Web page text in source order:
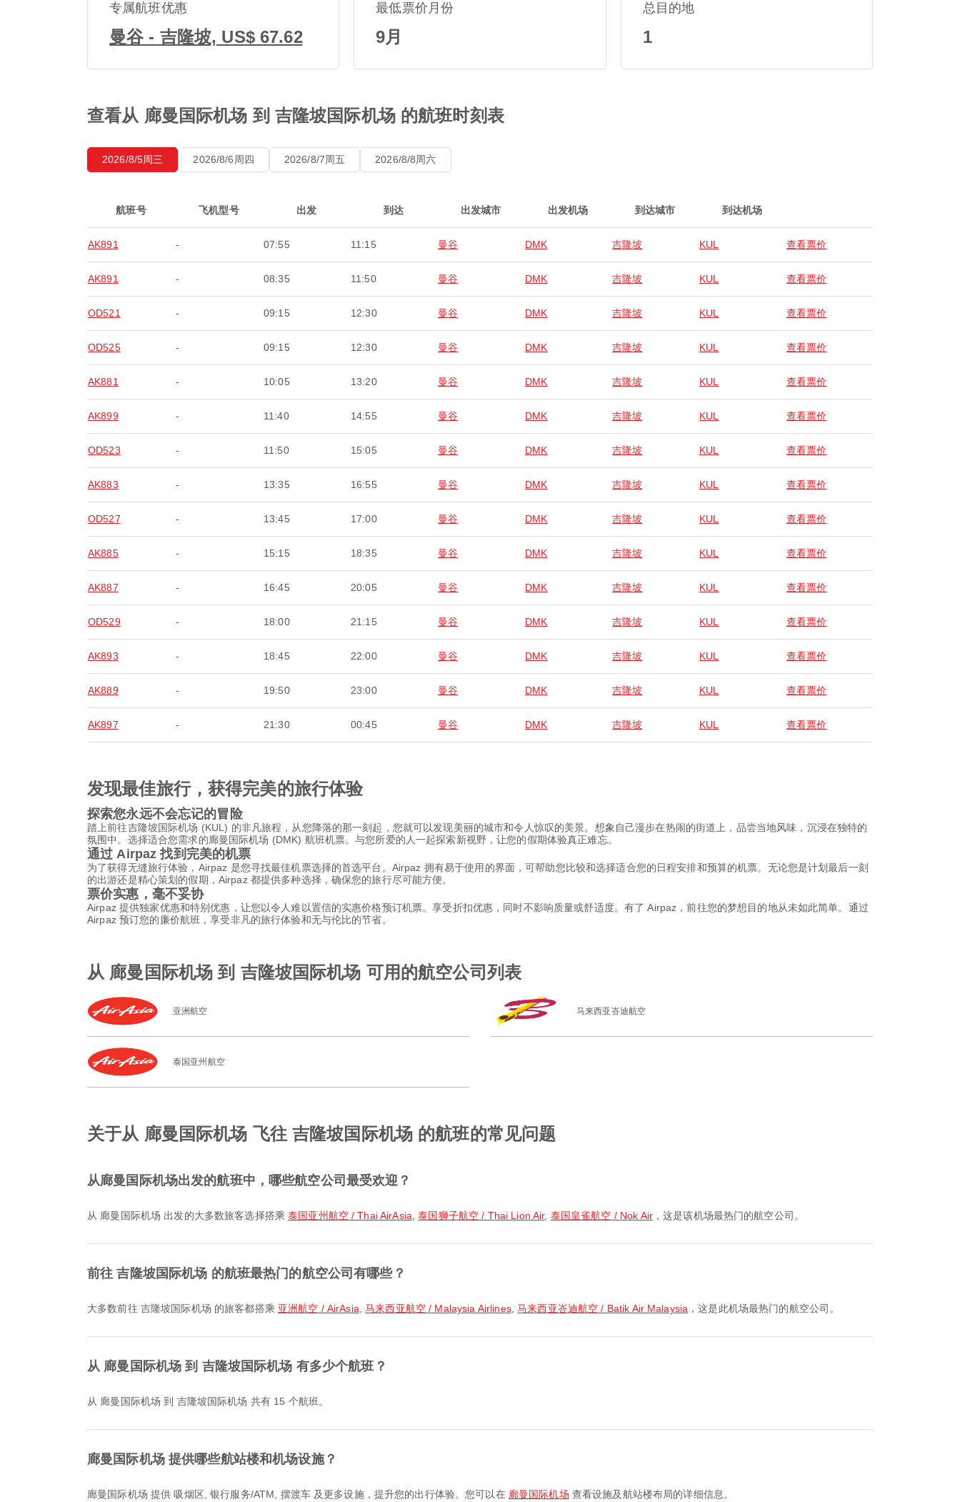
专属航班优惠
曼谷 - 吉隆坡, US$ 67.62
最低票价月份
9月
总目的地
1
查看从 廊曼国际机场 到 吉隆坡国际机场 的航班时刻表
2026/8/5周三 2026/8/6周四 2026/8/7周五 2026/8/8周六
航班号 飞机型号 出发 到达 出发城市 出发机场 到达城市 到达机场
AK891 - 07:55 11:15 曼谷 DMK 吉隆坡 KUL 查看票价
AK891 - 08:35 11:50 曼谷 DMK 吉隆坡 KUL 查看票价
OD521 - 09:15 12:30 曼谷 DMK 吉隆坡 KUL 查看票价
OD525 - 09:15 12:30 曼谷 DMK 吉隆坡 KUL 查看票价
AK881 - 10:05 13:20 曼谷 DMK 吉隆坡 KUL 查看票价
AK899 - 11:40 14:55 曼谷 DMK 吉隆坡 KUL 查看票价
OD523 - 11:50 15:05 曼谷 DMK 吉隆坡 KUL 查看票价
AK883 - 13:35 16:55 曼谷 DMK 吉隆坡 KUL 查看票价
OD527 - 13:45 17:00 曼谷 DMK 吉隆坡 KUL 查看票价
AK885 - 15:15 18:35 曼谷 DMK 吉隆坡 KUL 查看票价
AK887 - 16:45 20:05 曼谷 DMK 吉隆坡 KUL 查看票价
OD529 - 18:00 21:15 曼谷 DMK 吉隆坡 KUL 查看票价
AK893 - 18:45 22:00 曼谷 DMK 吉隆坡 KUL 查看票价
AK889 - 19:50 23:00 曼谷 DMK 吉隆坡 KUL 查看票价
AK897 - 21:30 00:45 曼谷 DMK 吉隆坡 KUL 查看票价
发现最佳旅行，获得完美的旅行体验
探索您永远不会忘记的冒险
踏上前往吉隆坡国际机场 (KUL) 的非凡旅程，从您降落的那一刻起，您就可以发现美丽的城市和令人惊叹的美景。想象自己漫步在热闹的街道上，品尝当地风味，沉浸在独特的
氛围中。选择适合您需求的廊曼国际机场 (DMK) 航班机票。与您所爱的人一起探索新视野，让您的假期体验真正难忘。
通过 Airpaz 找到完美的机票
为了获得无缝旅行体验，Airpaz 是您寻找最佳机票选择的首选平台。Airpaz 拥有易于使用的界面，可帮助您比较和选择适合您的日程安排和预算的机票。无论您是计划最后一刻
的出游还是精心策划的假期，Airpaz 都提供多种选择，确保您的旅行尽可能方便。
票价实惠，毫不妥协
Airpaz 提供独家优惠和特别优惠，让您以令人难以置信的实惠价格预订机票。享受折扣优惠，同时不影响质量或舒适度。有了 Airpaz，前往您的梦想目的地从未如此简单。通过
Airpaz 预订您的廉价航班，享受非凡的旅行体验和无与伦比的节省。
从 廊曼国际机场 到 吉隆坡国际机场 可用的航空公司列表
亚洲航空 马来西亚峇迪航空
泰国亚州航空
关于从 廊曼国际机场 飞往 吉隆坡国际机场 的航班的常见问题
从廊曼国际机场出发的航班中，哪些航空公司最受欢迎？
从 廊曼国际机场 出发的大多数旅客选择搭乘泰国亚州航空 / Thai AirAsia ,泰国狮子航空 / Thai Lion Air, 泰国皇雀航空 / Nok Air，这是该机场最热门的航空公司。
前往 吉隆坡国际机场 的航班最热门的航空公司有哪些？
大多数前往 吉隆坡国际机场 的旅客都搭乘 亚洲航空 / AirAsia ,马来西亚航空 / Malaysia Airlines,马来西亚峇迪航空 / Batik Air Malaysia ，这是此机场最热门的航空公司。
从 廊曼国际机场 到 吉隆坡国际机场 有多少个航班？
从 廊曼国际机场 到 吉隆坡国际机场 共有 15 个航班。
廊曼国际机场 提供哪些航站楼和机场设施？
廊曼国际机场 提供 吸烟区, 银行服务/ATM, 摆渡车 及更多设施，提升您的出行体验。您可以在 廊曼国际机场 查看设施及航站楼布局的详细信息。